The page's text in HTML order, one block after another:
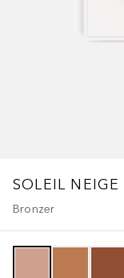
SOLEIL NEIGE
Bronzer